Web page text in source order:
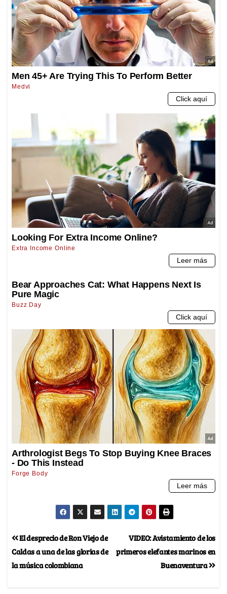
VIDEO: Avistamiento de los
primeros elefantes marinos en
Buenaventura
El desprecio de Ron Viejo de
Caldas a una de las glorias de
la música colombiana